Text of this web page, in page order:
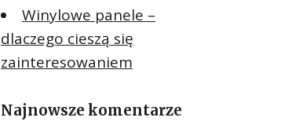
Winylowe panele –
dlaczego cieszą się
zainteresowaniem
Najnowsze komentarze